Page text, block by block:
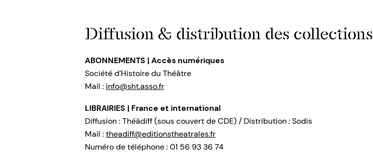
Diffusion & distribution des collections
ABONNEMENTS | Accès numériques
Société d’Histoire du Théâtre
Mail : info@sht.asso.fr
LIBRAIRIES | France et international
Diffusion : Théâdiff (sous couvert de CDE) / Distribution : Sodis
Mail :theadiff@editionstheatrales.fr
Numéro de téléphone : 01 56 93 36 74